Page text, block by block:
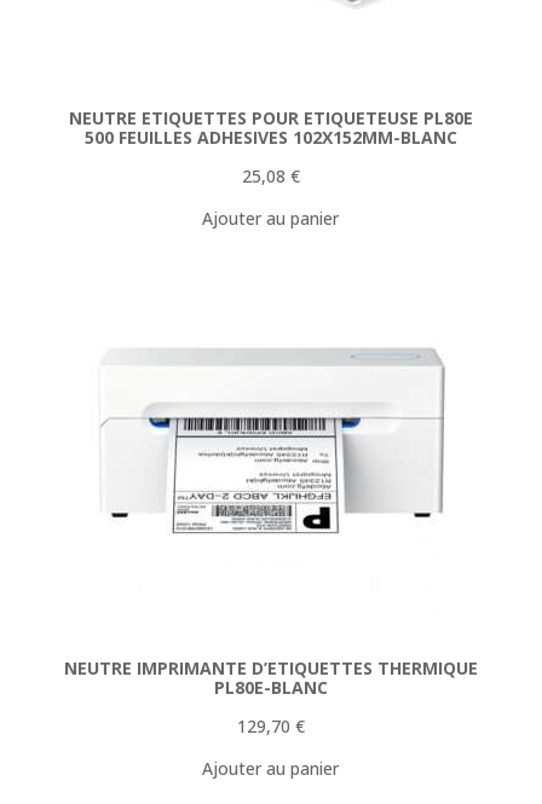
NEUTRE ETIQUETTES POUR ETIQUETEUSE PL80E
500 FEUILLES ADHESIVES 102X152MM-BLANC
25,08 €
Ajouter au panier
NEUTRE IMPRIMANTE D’ETIQUETTES THERMIQUE
PL80E-BLANC
129,70 €
Ajouter au panier